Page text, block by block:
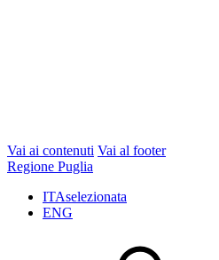
Vai ai contenuti Vai al footer
Regione Puglia
ITAselezionata
ENG